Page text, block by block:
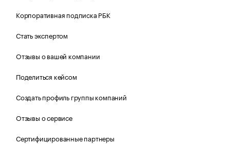
Корпоративная подписка РБК
Стать экспертом
Отзывы о вашей компании
Поделиться кейсом
Создать профиль группы компаний
Отзывы о сервисе
Сертифицированные партнеры